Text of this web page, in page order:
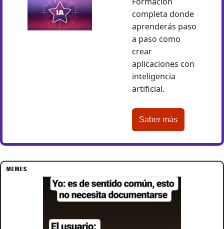
completa donde
aprenderás paso
a paso como
crear
aplicaciones con
inteligencia
artificial.
Saber más
MEMES